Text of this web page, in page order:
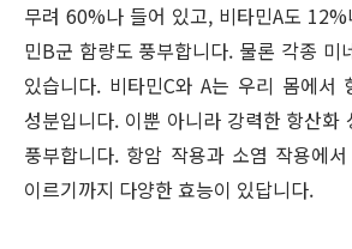
무려 60%나 들어 있고, 비타민A도
민B군 함량도 풍부합니다. 물론 각종 미
있습니다. 비타민C와 A는 우리 몸에서
성분입니다. 이뿐 아니라 강력한 항산화
풍부합니다. 항암 작용과 소염 작용에
이르기까지 다양한 효능이 있답니다.